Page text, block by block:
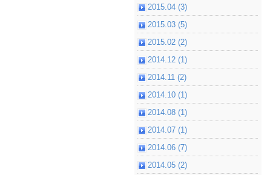
2015.04 (3)
2015.03 (5)
2015.02 (2)
2014.12 (1)
2014.11 (2)
2014.10 (1)
2014.08 (1)
2014.07 (1)
2014.06 (7)
2014.05 (2)